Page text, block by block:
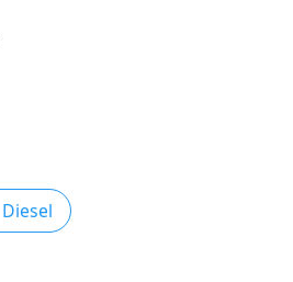
Diesel